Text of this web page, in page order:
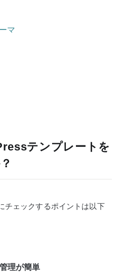
マ
テンプレートを
チェックするポイントは以下
理が簡単